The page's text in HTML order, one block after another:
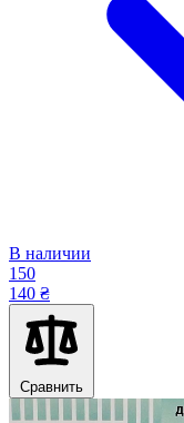
В наличии
150
140 ₴
Сравнить